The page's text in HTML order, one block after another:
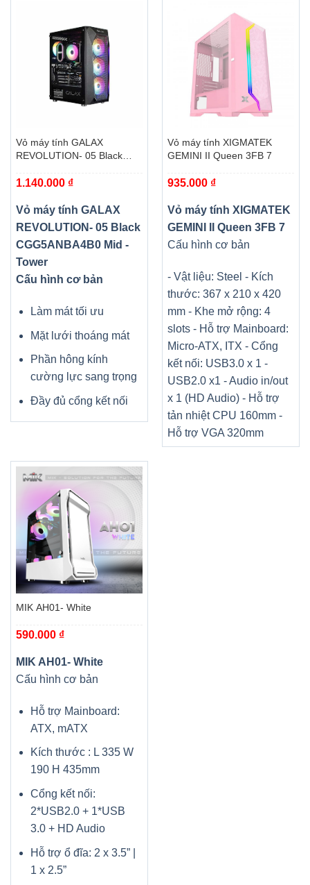
Vỏ máy tính GALAX
REVOLUTION- 05 Black
1.140.000 ₫
Vỏ máy tính GALAX
REVOLUTION- 05 Black
CGG5ANBA4B0 Mid -
Tower
Cấu hình cơ bản
Làm mát tối ưu
Mặt lưới thoáng mát
Phần hông kính
cường lực sang trọng
Đầy đủ cổng kết nối
Vỏ máy tính XIGMATEK
GEMINI II Queen 3FB 7
935.000 ₫
Vỏ máy tính XIGMATEK
GEMINI II Queen 3FB 7
Cấu hình cơ bản
- Vật liệu: Steel - Kích
thước: 367 x 210 x 420
mm - Khe mở rộng: 4
slots - Hỗ trợ Mainboard:
Micro-ATX, ITX - Cổng
kết nối: USB3.0 x 1 -
USB2.0 x1 - Audio in/out
x 1 (HD Audio) - Hỗ trợ
tản nhiệt CPU 160mm -
Hỗ trợ VGA 320mm
MIK AH01- White
590.000 ₫
MIK AH01- White
Cấu hình cơ bản
Hỗ trợ Mainboard:
ATX, mATX
Kích thước : L 335 W
190 H 435mm
Cổng kết nối:
2*USB2.0 + 1*USB
3.0 + HD Audio
Hỗ trợ ổ đĩa: 2 x 3.5” |
1 x 2.5”